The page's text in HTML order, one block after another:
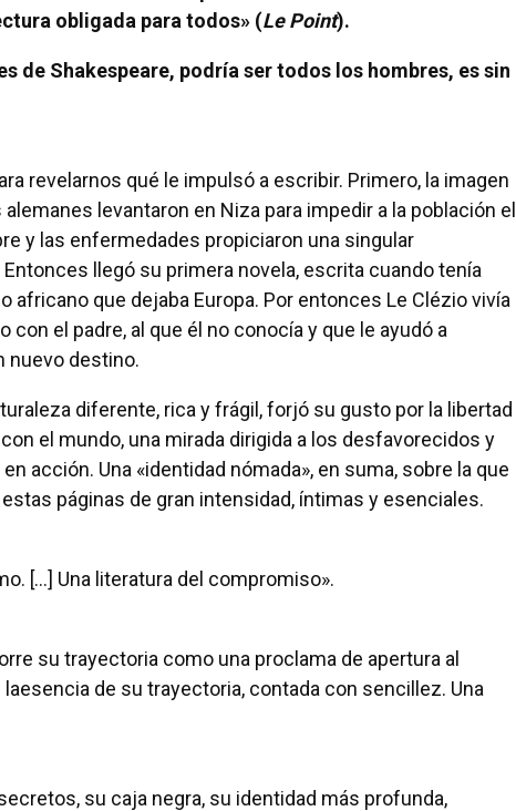
obligada para todos» (Le Point).
de Shakespeare, podría ser todos los hombres, es sin
revelarnos qué le impulsó a escribir. Primero, la imagen
levantaron en Niza para impedir a la población el
y las enfermedades propiciaron una singular
llegó su primera novela, escrita cuando tenía
africano que dejaba Europa. Por entonces Le Clézio vivía
el padre, al que él no conocía y que le ayudó a
nuevo destino.
diferente, rica y frágil, forjó su gusto por la libertad
el mundo, una mirada dirigida a los desfavorecidos y
acción. Una «identidad nómada», en suma, sobre la que
páginas de gran intensidad, íntimas y esenciales.
[...] Una literatura del compromiso».
su trayectoria como una proclama de apertura al
de su trayectoria, contada con sencillez. Una
su caja negra, su identidad más profunda,